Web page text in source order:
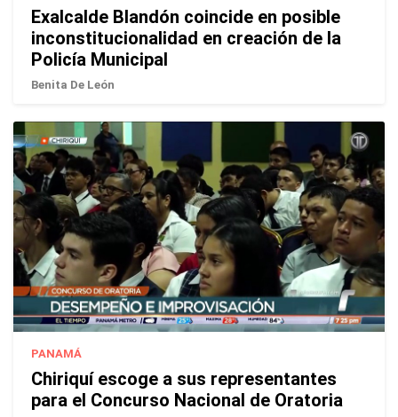
Exalcalde Blandón coincide en posible
inconstitucionalidad en creación de la
Policía Municipal
Benita De León
PANAMÁ
Chiriquí escoge a sus representantes
para el Concurso Nacional de Oratoria